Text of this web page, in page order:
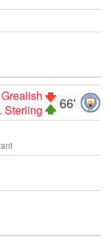
66'
Sterling